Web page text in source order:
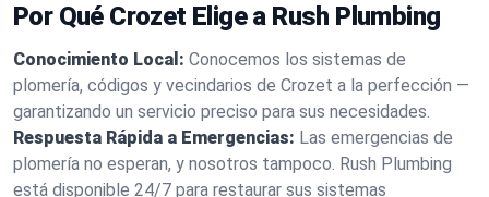
Por Qué Crozet Elige a Rush Plumbing
Conocimiento Local: Conocemos los sistemas de
plomería, códigos y vecindarios de Crozet a la perfección —
garantizando un servicio preciso para sus necesidades.
Respuesta Rápida a Emergencias: Las emergencias de
plomería no esperan, y nosotros tampoco. Rush Plumbing
está disponible 24/7 para restaurar sus sistemas